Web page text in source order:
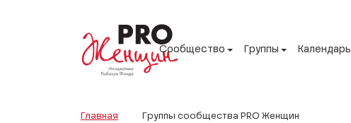
Сообщество Группы Календарь
Главная Группы сообщества PRO Женщин